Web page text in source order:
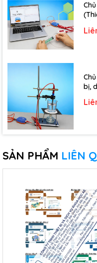
bị,
SẢN PHẨM LIÊN